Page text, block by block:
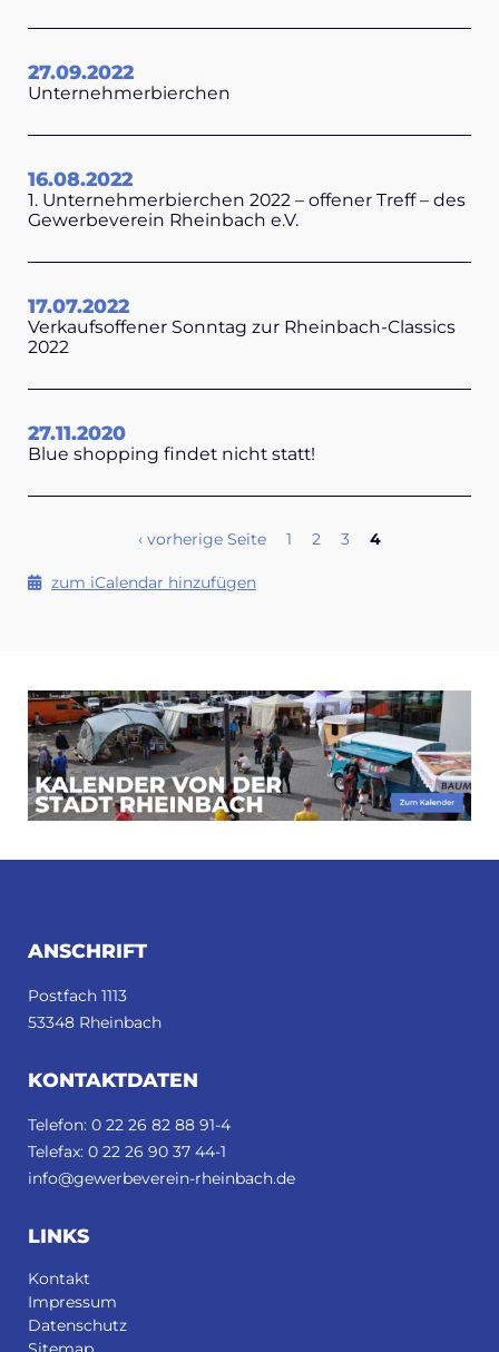
27.09.2022
Unternehmerbierchen
16.08.2022
1. Unternehmerbierchen 2022 – offener Treff – des
Gewerbeverein Rheinbach e.V.
17.07.2022
Verkaufsoffener Sonntag zur Rheinbach-Classics
2022
27.11.2020
Blue shopping findet nicht statt!
‹ vorherige Seite 1 2 3 4
zum iCalendar hinzufügen
FUSSBEREICH
ANSCHRIFT
Postfach 1113
53348 Rheinbach
KONTAKTDATEN
Telefon: 0 22 26 82 88 91-4
Telefax: 0 22 26 90 37 44-1
info@gewerbeverein-rheinbach.de
LINKS
Kontakt
Impressum
Datenschutz